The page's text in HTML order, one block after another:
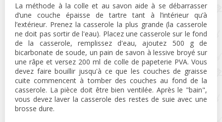
La méthode à la colle et au savon aide à se débarrasser
d’une couche épaisse de tartre tant à l’intérieur qu’à
l’extérieur. Prenez la casserole la plus grande (la casserole
ne doit pas sortir de l'eau). Placez une casserole sur le fond
de la casserole, remplissez d'eau, ajoutez 500 g de
bicarbonate de soude, un pain de savon à lessive broyé sur
une râpe et versez 200 ml de colle de papeterie PVA. Vous
devez faire bouillir jusqu'à ce que les couches de graisse
cuite commencent à tomber des couches au fond de la
casserole. La pièce doit être bien ventilée. Après le "bain",
vous devez laver la casserole des restes de suie avec une
brosse dure.